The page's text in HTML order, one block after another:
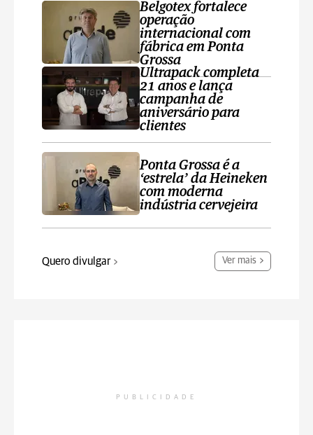
Belgotex fortalece
operação
internacional com
fábrica em Ponta
Grossa
Ultrapack completa
21 anos e lança
campanha de
aniversário para
clientes
Ponta Grossa é a
‘estrela’ da Heineken
com moderna
indústria cervejeira
Quero divulgar Ver mais
PUBLICIDADE